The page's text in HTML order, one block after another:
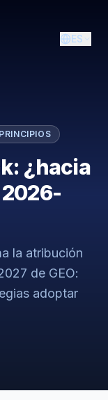
ES
¿hacia
2026-
la atribución
de GEO:
adoptar